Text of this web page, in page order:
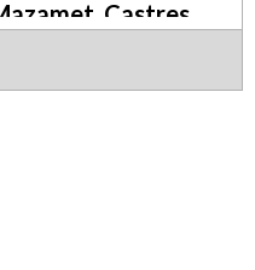
Castres,
Caraman, la
de Salar